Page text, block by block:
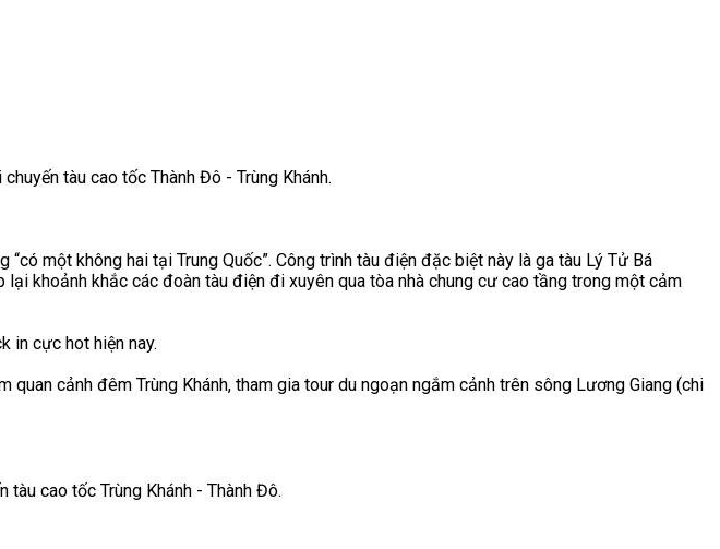
tàu cao tốc Thành Đô - Trùng Khánh.
một không hai tại Trung Quốc”. Công trình tàu điện đặc biệt này là ga tàu Lý Tử Bá
khoảnh khắc các đoàn tàu điện đi xuyên qua tòa nhà chung cư cao tầng trong một cảm
in cực hot hiện nay.
cảnh đêm Trùng Khánh, tham gia tour du ngoạn ngắm cảnh trên sông Lương Giang (chi
cao tốc Trùng Khánh - Thành Đô.